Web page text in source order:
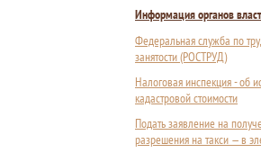
Информация органов
Федеральная служба по
занятости (РОСТРУД)
Налоговая инспекция - об
кадастровой стоимости
Подать заявление на
разрешения на такси — в